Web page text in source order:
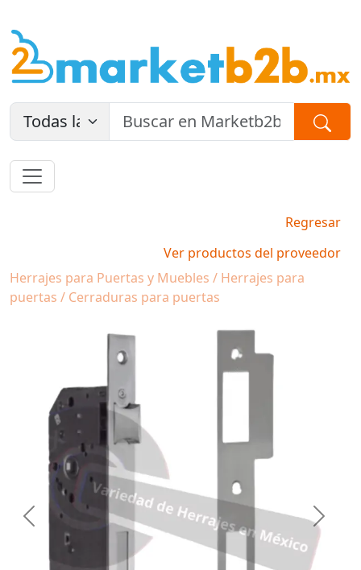
Regresar
Ver productos del proveedor
Herrajes para Puertas y Muebles / Herrajes para
puertas / Cerraduras para puertas
Previous Next